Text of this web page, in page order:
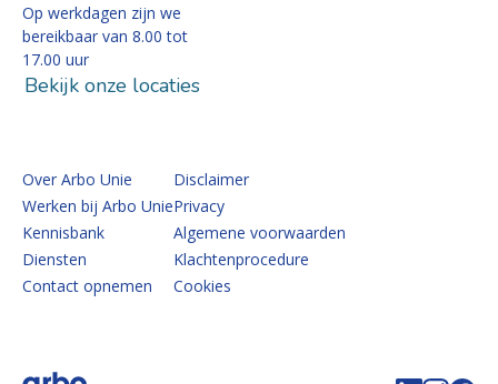
Op werkdagen zijn we
bereikbaar van 8.00 tot
17.00 uur
Bekijk onze locaties
Over Arbo Unie
Werken bij Arbo Unie
Kennisbank
Diensten
Contact opnemen
Disclaimer
Privacy
Algemene voorwaarden
Klachtenprocedure
Cookies